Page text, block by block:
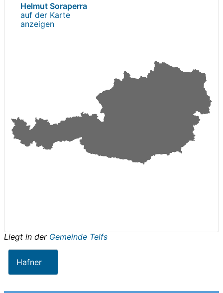
Helmut Soraperra
auf der Karte
anzeigen
Liegt in der Gemeinde Telfs
Hafner